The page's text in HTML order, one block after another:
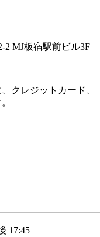
2 MJ板宿駅前ビル3F
クレジットカード、
17:45